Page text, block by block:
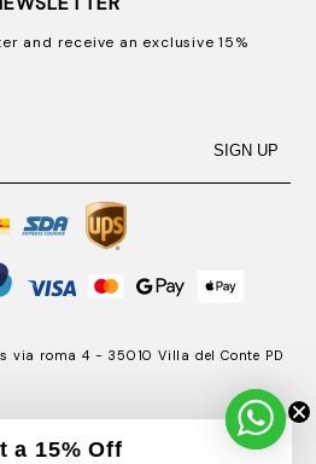
and receive an exclusive 15%
SIGN UP
roma 4 - 35010 Villa del Conte PD
a 15% Off